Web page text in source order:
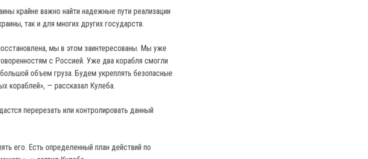
крайне важно найти надежные пути реализации
так и для многих других государств.
мы в этом заинтересованы. Мы уже
с Россией. Уже два корабля смогли
объем груза. Будем укреплять безопасные
кораблей», — рассказал Кулеба.
перерезать или контролировать данный
его. Есть определенный план действий по